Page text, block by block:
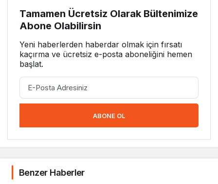
Tamamen Ücretsiz Olarak Bültenimize
Abone Olabilirsin
Yeni haberlerden haberdar olmak için fırsatı
kaçırma ve ücretsiz e-posta aboneliğini hemen
başlat.
ABONE OL
Benzer Haberler